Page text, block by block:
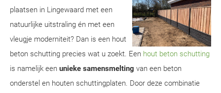
plaatsen in Lingewaard met een
natuurlijke uitstraling én met een
vleugje moderniteit? Dan is een hout
beton schutting precies wat u zoekt. Een hout beton schutting
is namelijk een unieke samensmelting van een beton
onderstel en houten schuttingplaten. Door deze combinatie